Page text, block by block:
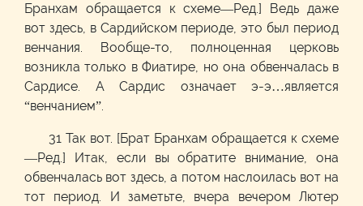
Бранхам обращается к схеме—Ред.] Ведь даже
вот здесь, в Сардийском периоде, это был период
венчания. Вообще-то, полноценная церковь
возникла только в Фиатире, но она обвенчалась в
Сардисе. А Сардис означает э-э…является
“венчанием”.
31 Так вот. [Брат Бранхам обращается к схеме
—Ред.] Итак, если вы обратите внимание, она
обвенчалась вот здесь, а потом наслоилась вот на
тот период. И заметьте, вчера вечером Лютер